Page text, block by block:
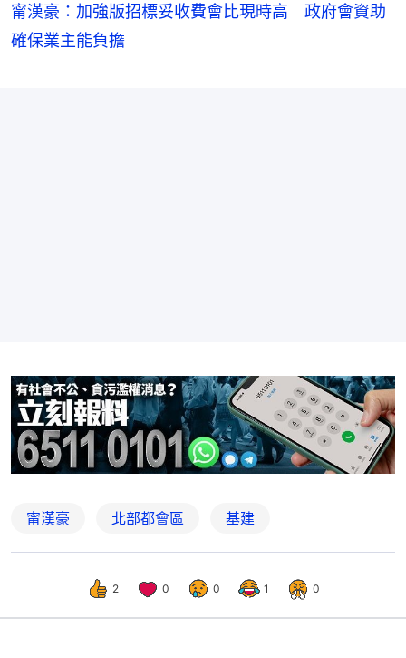
甯漢豪：加強版招標妥收費會比現時高 政府會資助
確保業主能負擔
甯漢豪 北部都會區 基建
2 0 0 1 0